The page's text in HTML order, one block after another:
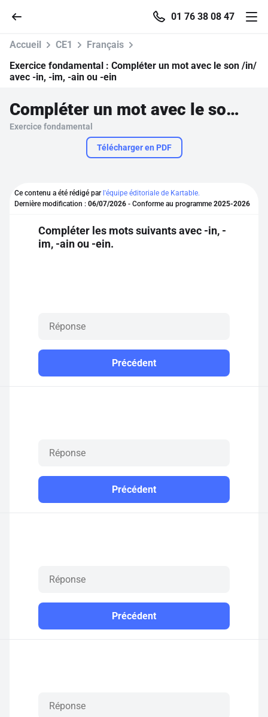
01 76 38 08 47
Parcourir
Se connecter
S'inscrire gratuitement
Accueil CE1
Français
Exercice fondamental : Compléter un mot avec le son /in/
avec -in, -im, -ain ou -ein
Compléter un mot avec le son /in/ avec -in, -im, -ain ou -ein
Exercice fondamental
Télécharger en PDF
Ce contenu a été rédigé par l'équipe éditoriale de Kartable.
Dernière modification : 06/07/2026 - Conforme au programme 2025-2026
Compléter les mots suivants avec -in, -
im, -ain ou -ein.
Précédent
Précédent
Précédent